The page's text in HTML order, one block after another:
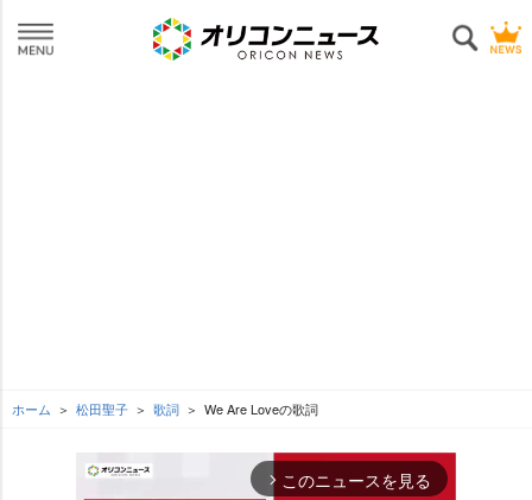
ホーム 松田聖子 歌詞 We Are Loveの歌詞
arrow_forward_ios このニュースを見る